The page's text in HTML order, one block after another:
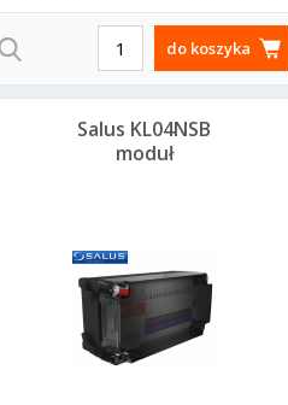
do koszyka
Salus KL04NSB
moduł